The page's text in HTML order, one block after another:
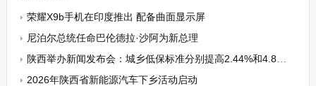
荣耀X9b手机在印度推出 配备曲面显示屏
尼泊尔总统任命巴伦德拉·沙阿为新总理
陕西举办新闻发布会：城乡低保标准分别提高2.44%和4.88%
2026年陕西省新能源汽车下乡活动启动